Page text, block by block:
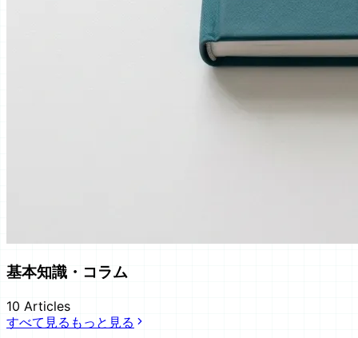
基本知識・コラム
10 Articles
すべて見る もっと見る